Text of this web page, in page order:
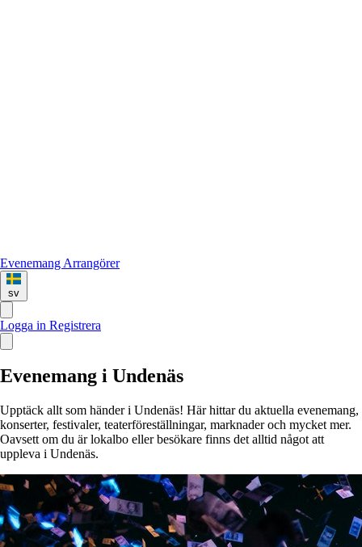
Evenemang Arrangörer
sv
Logga in Registrera
Evenemang i Undenäs
Upptäck allt som händer i Undenäs! Här hittar du aktuella evenemang,
konserter, festivaler, teaterföreställningar, marknader och mycket mer.
Oavsett om du är lokalbo eller besökare finns det alltid något att
uppleva i Undenäs.